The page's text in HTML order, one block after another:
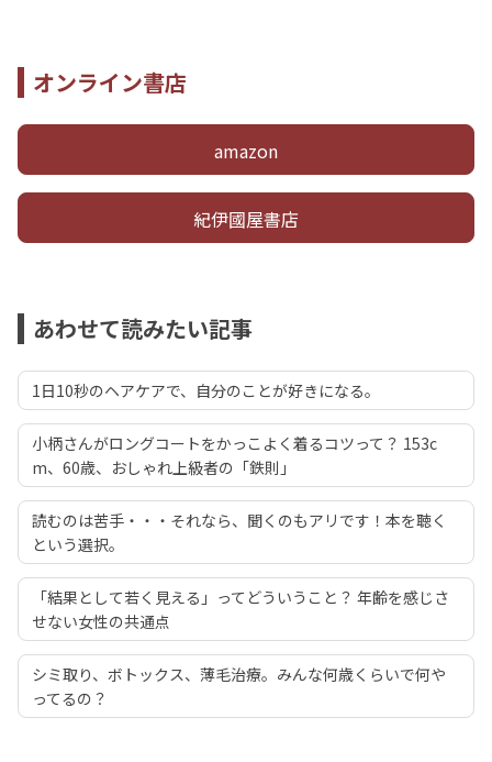
オンライン書店
amazon
紀伊國屋書店
あわせて読みたい記事
1日10秒のヘアケアで、自分のことが好きになる。
小柄さんがロングコートをかっこよく着るコツって？ 153c
m、60歳、おしゃれ上級者の「鉄則」
読むのは苦手・・・それなら、聞くのもアリです！本を聴く
という選択。
「結果として若く見える」ってどういうこと？ 年齢を感じさ
せない女性の共通点
シミ取り、ボトックス、薄毛治療。みんな何歳くらいで何や
ってるの？